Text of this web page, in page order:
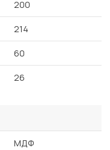
200
214
60
26
МДФ